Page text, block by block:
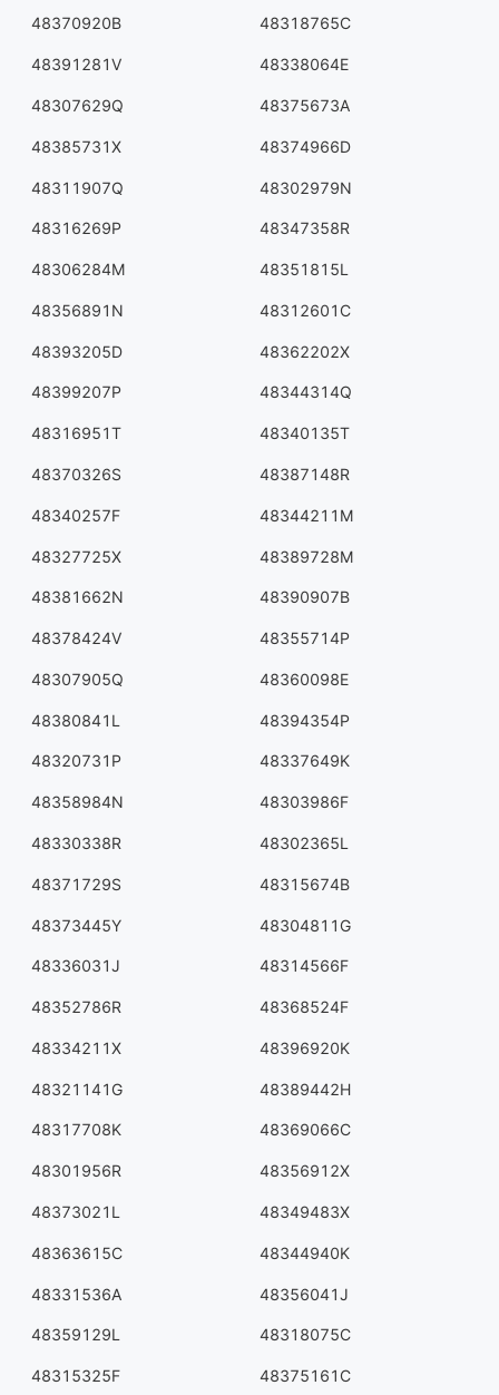
48370920B 48318765C
48391281V 48338064E
48307629Q 48375673A
48385731X 48374966D
48311907Q 48302979N
48316269P 48347358R
48306284M 48351815L
48356891N 48312601C
48393205D 48362202X
48399207P 48344314Q
48316951T 48340135T
48370326S 48387148R
48340257F 48344211M
48327725X 48389728M
48381662N 48390907B
48378424V 48355714P
48307905Q 48360098E
48380841L 48394354P
48320731P 48337649K
48358984N 48303986F
48330338R 48302365L
48371729S 48315674B
48373445Y 48304811G
48336031J 48314566F
48352786R 48368524F
48334211X 48396920K
48321141G 48389442H
48317708K 48369066C
48301956R 48356912X
48373021L 48349483X
48363615C 48344940K
48331536A 48356041J
48359129L 48318075C
48315325F 48375161C